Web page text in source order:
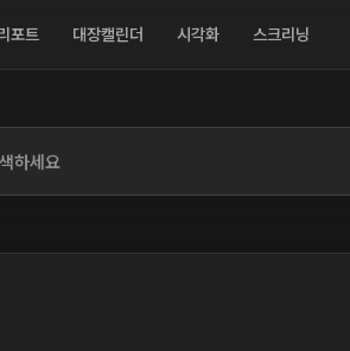
포트 대장캘린더 시각화 스크리닝